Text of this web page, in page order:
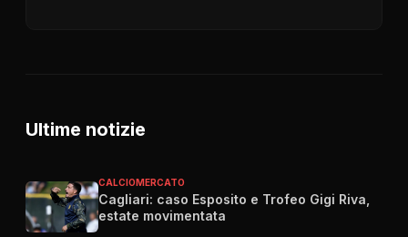
Ultime notizie
CALCIOMERCATO
Cagliari: caso Esposito e Trofeo Gigi Riva,
estate movimentata